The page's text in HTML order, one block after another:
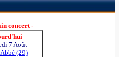
concert -
7 Août
(29)